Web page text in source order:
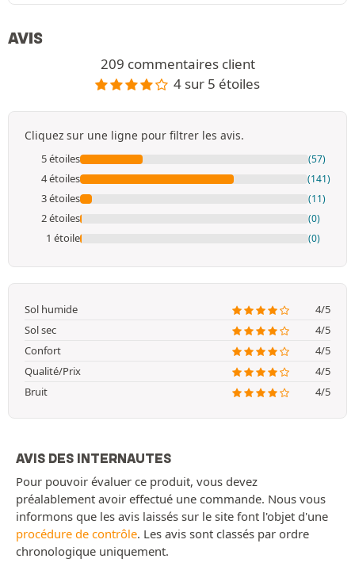
AVIS
209 commentaires client
4 sur 5 étoiles
Cliquez sur une ligne pour filtrer les avis.
5 étoiles (57)
4 étoiles (141)
3 étoiles (11)
2 étoiles (0)
1 étoile (0)
Sol humide
4/5
Sol sec
4/5
Confort
4/5
Qualité/Prix
4/5
Bruit
4/5
AVIS DES INTERNAUTES
Pour pouvoir évaluer ce produit, vous devez
préalablement avoir effectué une commande. Nous vous
informons que les avis laissés sur le site font l'objet d'une
procédure de contrôle. Les avis sont classés par ordre
chronologique uniquement.